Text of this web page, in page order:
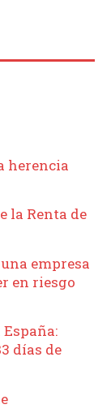
herencia
la Renta de
empresa
en riesgo
días de